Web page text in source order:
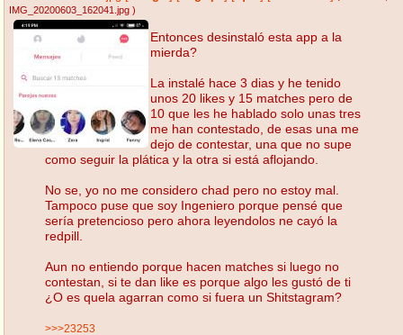
IMG_20200603_162041.jpg )
Entonces desinstaló esta app a la
mierda?
La instalé hace 3 dias y he tenido
unos 20 likes y 15 matches pero de
10 que les he hablado solo unas tres
me han contestado, de esas una me
dejo de contestar, una que no supe
como seguir la plática y la otra si está aflojando.
No se, yo no me considero chad pero no estoy mal.
Tampoco puse que soy Ingeniero porque pensé que
sería pretencioso pero ahora leyendolos ne cayó la
redpill.
Aun no entiendo porque hacen matches si luego no
contestan, si te dan like es porque algo les gustó de ti
¿O es quela agarran como si fuera un Shitstagram?
>>>23253